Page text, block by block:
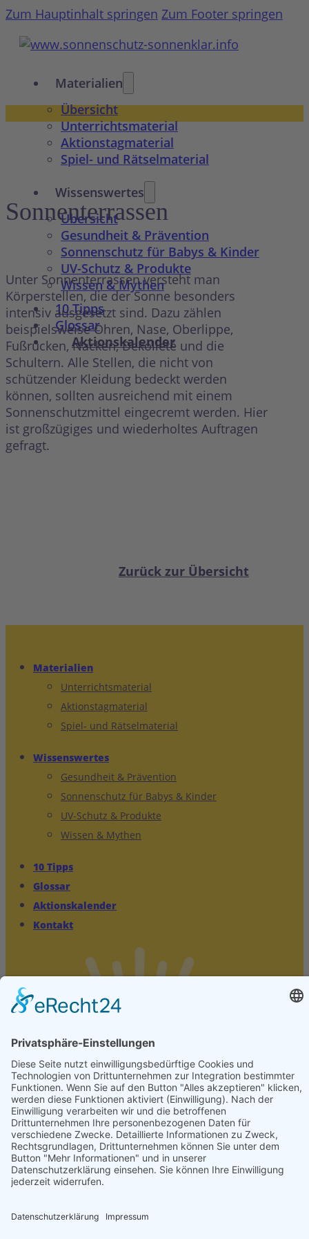
Zum Hauptinhalt springen Zum Footer springen
Materialien
Übersicht
Unterrichtsmaterial
Aktionstagmaterial
Spiel- und Rätselmaterial
Wissenswertes
Übersicht
Gesundheit & Prävention
Sonnenschutz für Babys & Kinder
UV-Schutz & Produkte
Wissen & Mythen
10 Tipps
Glossar
Aktionskalender
Sonnenterrassen
Unter Sonnenterrassen versteht man
Körperstellen, die der Sonne besonders
intensiv ausgesetzt sind. Dazu zählen
beispielsweise Ohren, Nase, Oberlippe,
Fußrücken, Nacken, Dekolleté und die
Schultern. Alle Stellen, die nicht von
schützender Kleidung bedeckt werden
können, sollten ausreichend mit einem
Sonnenschutzmittel eingecremt werden. Hier
ist großzügiges und wiederholtes Auftragen
gefragt.
Zurück zur Übersicht
Materialien
Unterrichtsmaterial
Aktionstagmaterial
Spiel- und Rätselmaterial
Wissenswertes
Gesundheit & Prävention
Sonnenschutz für Babys & Kinder
UV-Schutz & Produkte
Wissen & Mythen
10 Tipps
Glossar
Aktionskalender
Kontakt